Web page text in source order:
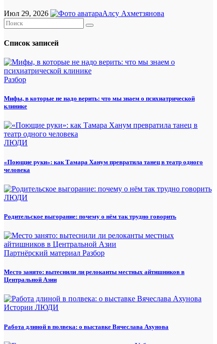
Июл 29, 2026 Алсу Ахметзянова
Список записей
Разбор
Мифы, в которые не надо верить: что мы знаем о психиатрической
клинике
ЛЮДИ
«Поющие руки»: как Тамара Ханум превратила танец в театр одного
человека
ЛЮДИ
Родительское выгорание: почему о нём так трудно говорить
Партнёрский материал Разбор
Место занято: вытеснили ли релоканты местных айтишников в
Центральной Азии
Истории ЛЮДИ
Работа длиной в полвека: о выставке Вячеслава Ахунова